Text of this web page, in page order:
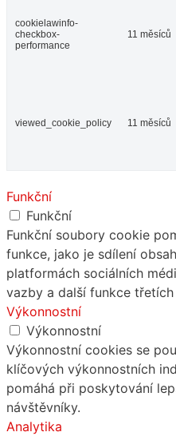
cookielawinfo-
checkbox-
performance
11 měsíců
viewed_cookie_policy 11 měsíců
Funkční
Funkční
Funkční soubory cookie
funkce, jako je sdílení
platformách sociálních
vazby a další funkce třetích
Výkonnostní
Výkonnostní
Výkonnostní cookies se
klíčových výkonnostních
pomáhá při poskytování
návštěvníky.
Analytika